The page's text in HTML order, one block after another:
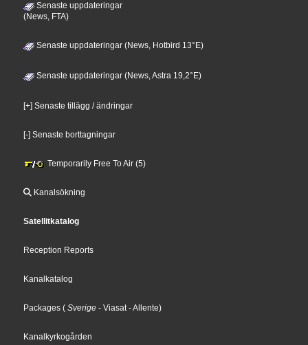
Senaste uppdateringar
(News, FTA)
Senaste uppdateringar (News, Hotbird 13°E)
Senaste uppdateringar (News, Astra 19,2°E)
[+] Senaste tillägg / ändringar
[-] Senaste borttagningar
Temporarily Free To Air (5)
Kanalsökning
Satellitkatalog
Reception Reports
Kanalkatalog
Packages ( Sverige - Viasat- Allente)
Kanalkyrkogården